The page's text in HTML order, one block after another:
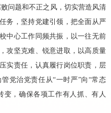
问题和不正之风，切实营造风清
务，坚持党建引领，把全面从严
中心工作同频共振 ， 以一往无前
攻坚克难、锐意进取，以高质量
实责任，认真履行岗位职责 ，层
党治党责任从“一时严”向“常态
变，确保各项工作有人抓、有人